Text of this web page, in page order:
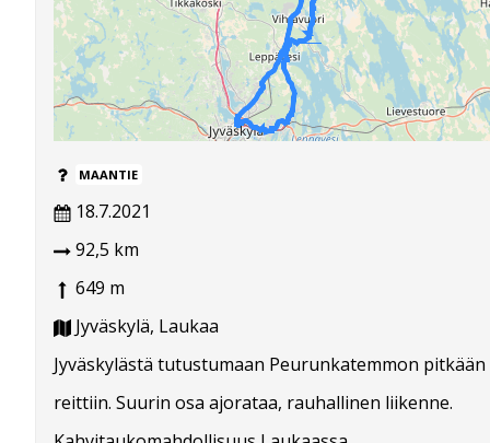
MAANTIE
18.7.2021
92,5 km
649 m
Jyväskylä, Laukaa
Jyväskylästä tutustumaan Peurunkatemmon pitkään
reittiin. Suurin osa ajorataa, rauhallinen liikenne.